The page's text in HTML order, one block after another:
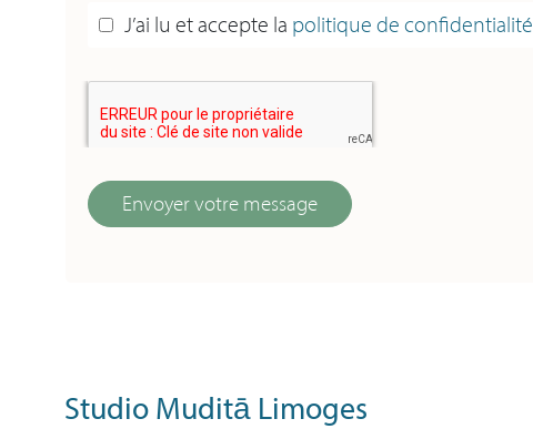
J’ai lu et accepte la politique de confidentialité
Envoyer votre message
Studio Muditā Limoges